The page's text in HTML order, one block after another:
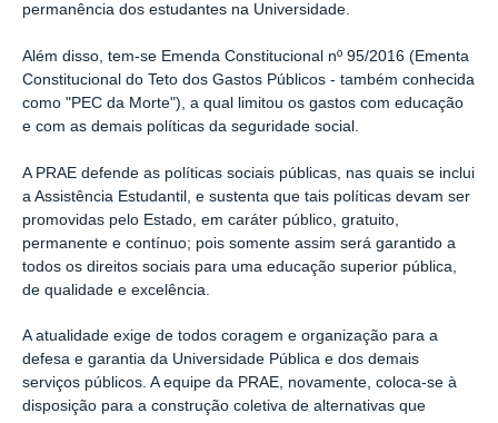
permanência dos estudantes na Universidade.
Além disso, tem-se Emenda Constitucional nº 95/2016 (Ementa
Constitucional do Teto dos Gastos Públicos - também conhecida
como "PEC da Morte"), a qual limitou os gastos com educação
e com as demais políticas da seguridade social.
A PRAE defende as políticas sociais públicas, nas quais se inclui
a Assistência Estudantil, e sustenta que tais políticas devam ser
promovidas pelo Estado, em caráter público, gratuito,
permanente e contínuo; pois somente assim será garantido a
todos os direitos sociais para uma educação superior pública,
de qualidade e excelência.
A atualidade exige de todos coragem e organização para a
defesa e garantia da Universidade Pública e dos demais
serviços públicos. A equipe da PRAE, novamente, coloca-se à
disposição para a construção coletiva de alternativas que